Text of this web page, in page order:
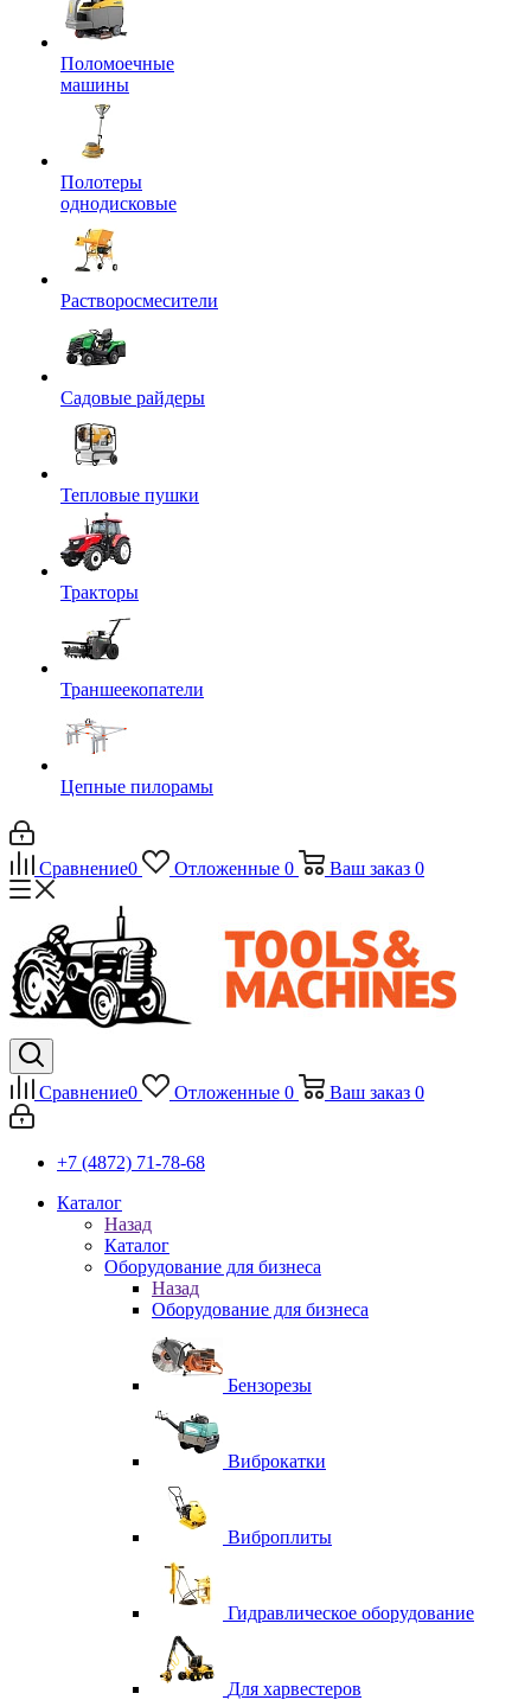
Поломоечные
машины
Полотеры
однодисковые
Растворосмесители
Садовые райдеры
Тепловые пушки
Тракторы
Траншеекопатели
Цепные пилорамы
Сравнение0 Отложенные 0 Ваш заказ 0
Сравнение0 Отложенные 0 Ваш заказ 0
+7 (4872) 71-78-68
Каталог
Назад
Каталог
Оборудование для бизнеса
Назад
Оборудование для бизнеса
Бензорезы
Виброкатки
Виброплиты
Гидравлическое оборудование
Для харвестеров